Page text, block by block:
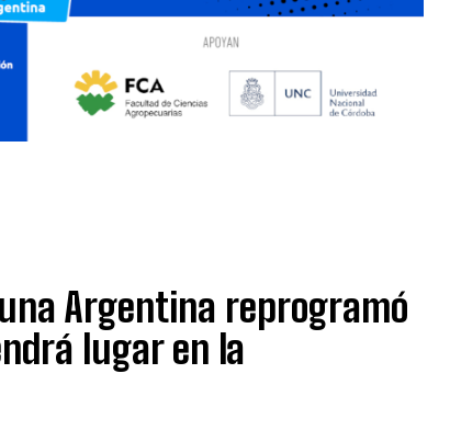
Argentina reprogramó
lugar en la